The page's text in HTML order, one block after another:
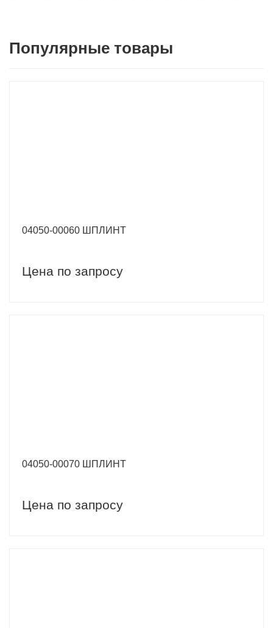
Популярные товары
04050-00060 ШПЛИНТ
Цена по запросу
04050-00070 ШПЛИНТ
Цена по запросу